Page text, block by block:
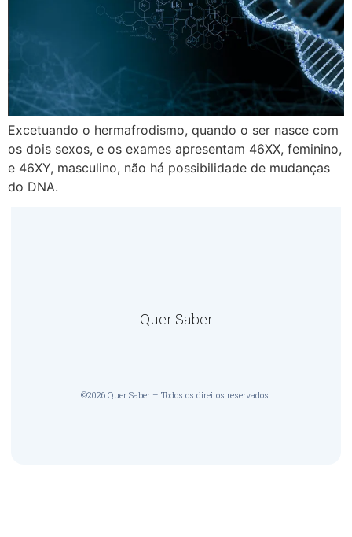
Excetuando o hermafrodismo, quando o ser nasce com
os dois sexos, e os exames apresentam 46XX, feminino,
e 46XY, masculino, não há possibilidade de mudanças
do DNA.
Quer Saber
©2026 Quer Saber – Todos os direitos reservados.